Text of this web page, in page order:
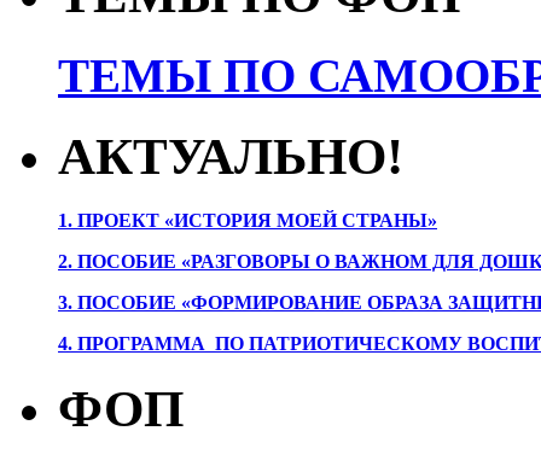
ТЕМЫ ПО
АКТУАЛЬНО!
1. ПРОЕКТ «ИСТОРИЯ МОЕЙ СТРАНЫ»
2. ПОСОБИЕ «РАЗГОВОРЫ О ВАЖНОМ ДЛЯ
3. ПОСОБИЕ «ФОРМИРОВАНИЕ ОБРАЗА
4. ПРОГРАММА ПО ПАТРИОТИЧЕСКОМУ
ФОП